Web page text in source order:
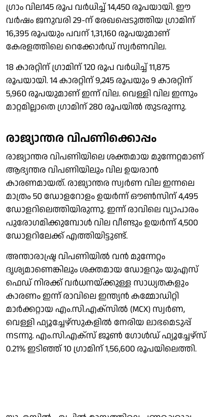
ഗ്രാം വില145 രൂപ വര്‍ധിച്ച് 14,450 രൂപയായി. ഈ
വര്‍ഷം ജനുവരി 29-ന് രേഖപ്പെടുത്തിയ ഗ്രാമിന്
16,395 രൂപയും പവന് 1,31,160 രൂപയുമാണ്
കേരളത്തിലെ റെക്കോര്‍ഡ് സ്വര്‍ണവില.
18 കാരറ്റിന് ഗ്രാമിന് 120 രൂപ വര്‍ധിച്ച് 11,875
രൂപയായി. 14 കാരറ്റിന് 9,245 രൂപയും 9 കാരറ്റിന്
5,960 രൂപയുമാണ് ഇന്ന് വില. വെള്ളി വില ഇന്നും
മാറ്റമില്ലാതെ ഗ്രാമിന് 280 രൂപയില്‍ തുടരുന്നു.
രാജ്യാന്തര വിപണിക്കൊപ്പം
രാജ്യാന്തര വിപണിയിലെ ശക്തമായ മുന്നേറ്റമാണ്
ആഭ്യന്തര വിപണിയിലും വില ഉയരാന്‍
കാരണമായത്. രാജ്യാന്തര സ്വര്‍ണ വില ഇന്നലെ
മാത്രം 50 ഡോളറോളം ഉയര്‍ന്ന് ഔണ്‍സിന് 4,495
ഡോളറിലെത്തിയിരുന്നു. ഇന്ന് രാവിലെ വ്യാപാരം
പുരോഗമിക്കുമ്പോള്‍ വില വീണ്ടും ഉയര്‍ന്ന് 4,500
ഡോളറിലേക്ക് എത്തിയിട്ടുണ്ട്.
അന്താരാഷ്ട്ര വിപണിയില്‍ വന്‍ മുന്നേറ്റം
ദൃശ്യമാണെങ്കിലും ശക്തമായ ഡോളറും യുഎസ്
ഫെഡ് നിരക്ക് വര്‍ധനയ്ക്കുള്ള സാധ്യതകളും
കാരണം ഇന്ന് രാവിലെ ഇന്ത്യന്‍ കമ്മോഡിറ്റി
മാര്‍ക്കറ്റായ എം.സി.എക്‌സില്‍ (MCX) സ്വര്‍ണ,
വെള്ളി ഫ്യൂച്ചേഴ്‌സുകളില്‍ നേരിയ ലാഭമെടുപ്പ്
നടന്നു. എം.സി.എക്‌സ് ജൂണ്‍ ഗോള്‍ഡ് ഫ്യൂച്ചേഴ്‌സ്
0.21% ഇടിഞ്ഞ് 10 ഗ്രാമിന് 1,56,600 രൂപയിലെത്തി.